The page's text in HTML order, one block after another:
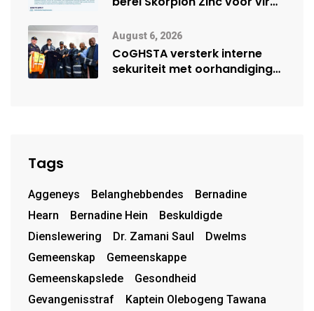
August 6, 2026
CoGHSTA versterk interne
sekuriteit met oorhandiging
Tags
Aggeneys Belanghebbendes
Bernadine
Hearn
Bernadine Hein
Beskuldigde
Dienslewering
Dr. Zamani Saul
Dwelms
Gemeenskap
Gemeenskappe
Gemeenskapslede
Gesondheid
Gevangenisstraf
Kaptein Olebogeng Tawana